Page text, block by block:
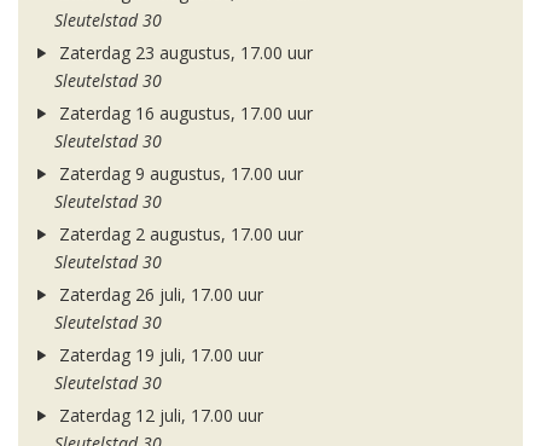
Sleutelstad 30
Zaterdag 23 augustus, 17.00 uur
Sleutelstad 30
Zaterdag 16 augustus, 17.00 uur
Sleutelstad 30
Zaterdag 9 augustus, 17.00 uur
Sleutelstad 30
Zaterdag 2 augustus, 17.00 uur
Sleutelstad 30
Zaterdag 26 juli, 17.00 uur
Sleutelstad 30
Zaterdag 19 juli, 17.00 uur
Sleutelstad 30
Zaterdag 12 juli, 17.00 uur